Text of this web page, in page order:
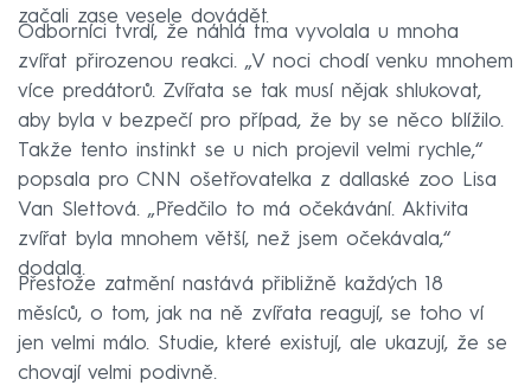
začali zase vesele dovádět.
Odborníci tvrdí, že náhlá tma vyvolala u mnoha
zvířat přirozenou reakci. „V noci chodí venku mnohem
více predátorů. Zvířata se tak musí nějak shlukovat,
aby byla v bezpečí pro případ, že by se něco blížilo.
Takže tento instinkt se u nich projevil velmi rychle,“
popsala pro CNN ošetřovatelka z dallaské zoo Lisa
Van Slettová. „Předčilo to má očekávání. Aktivita
zvířat byla mnohem větší, než jsem očekávala,“
dodala.
Přestože zatmění nastává přibližně každých 18
měsíců, o tom, jak na ně zvířata reagují, se toho ví
jen velmi málo. Studie, které existují, ale ukazují, že se
chovají velmi podivně.